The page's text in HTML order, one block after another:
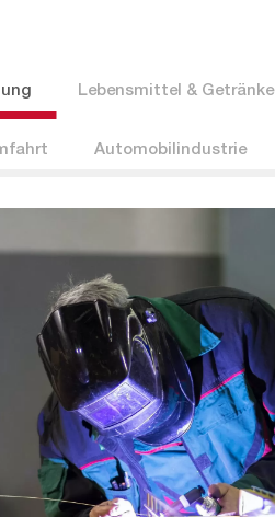
Lebensmittel & Getränke
Automobilindustrie